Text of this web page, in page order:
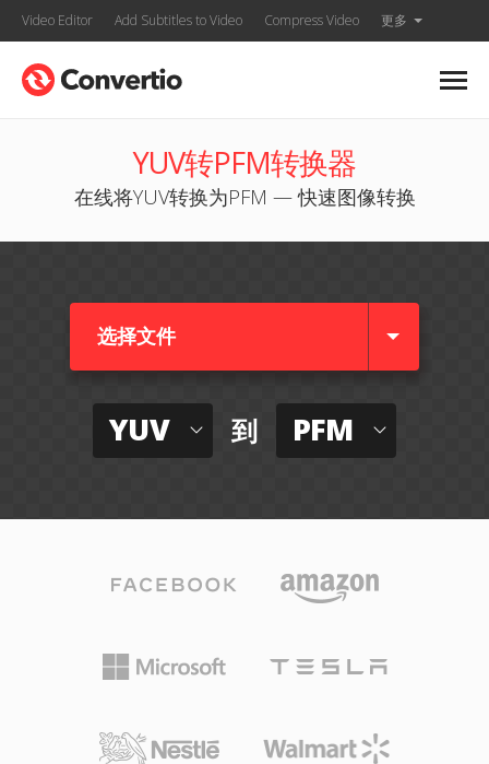
Video Editor Add Subtitles to Video Compress Video 更多
YUV转PFM转换器
在线将YUV转换为PFM — 快速图像转换
选择文件
YUV 到 PFM